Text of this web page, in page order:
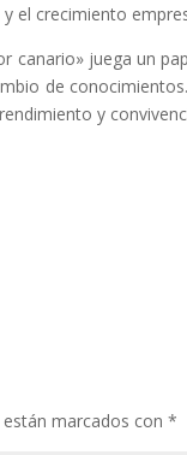
el crecimiento
juega un
de
y
marcados con*